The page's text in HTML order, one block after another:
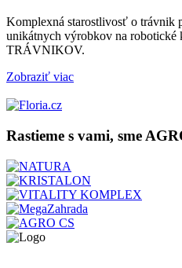
Komplexná starostlivosť o trávnik
unikátnych výrobkov na
TRÁVNIKOV.
Zobraziť viac
Rastieme s vami, sme